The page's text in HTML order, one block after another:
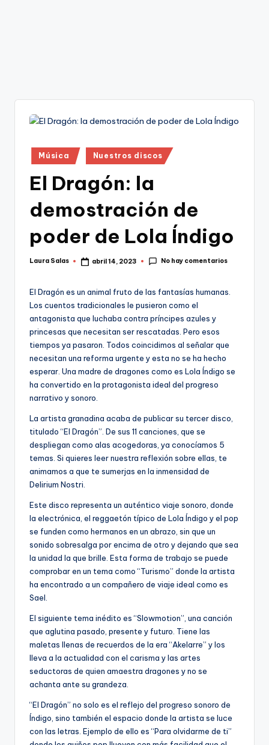
Publicado
en
Música Nuestros discos
El Dragón: la
demostración de
poder de Lola Índigo
Publicado
Laura Salas abril 14, 2023 No hay comentarios
El Dragón es un animal fruto de las fantasías humanas.
Los cuentos tradicionales le pusieron como el
antagonista que luchaba contra príncipes azules y
princesas que necesitan ser rescatadas. Pero esos
tiempos ya pasaron. Todos coincidimos al señalar que
necesitan una reforma urgente y esta no se ha hecho
esperar. Una madre de dragones como es Lola Índigo se
ha convertido en la protagonista ideal del progreso
narrativo y sonoro.
La artista granadina acaba de publicar su tercer disco,
titulado “El Dragón”. De sus 11 canciones, que se
despliegan como alas acogedoras, ya conocíamos 5
temas. Si quieres leer nuestra reflexión sobre ellas, te
animamos a que te sumerjas en la inmensidad de
Delirium Nostri.
Este disco representa un auténtico viaje sonoro, donde
la electrónica, el reggaetón típico de Lola Índigo y el pop
se funden como hermanos en un abrazo, sin que un
sonido sobresalga por encima de otro y dejando que sea
la unidad la que brille. Esta forma de trabajo se puede
comprobar en un tema como “Turismo” donde la artista
ha encontrado a un compañero de viaje ideal como es
Sael.
El siguiente tema inédito es “Slowmotion”, una canción
que aglutina pasado, presente y futuro. Tiene las
maletas llenas de recuerdos de la era “Akelarre” y los
lleva a la actualidad con el carisma y las artes
seductoras de quien amaestra dragones y no se
achanta ante su grandeza.
“El Dragón” no solo es el reflejo del progreso sonoro de
Índigo, sino también el espacio donde la artista se luce
con las letras. Ejemplo de ello es “Para olvidarme de ti”